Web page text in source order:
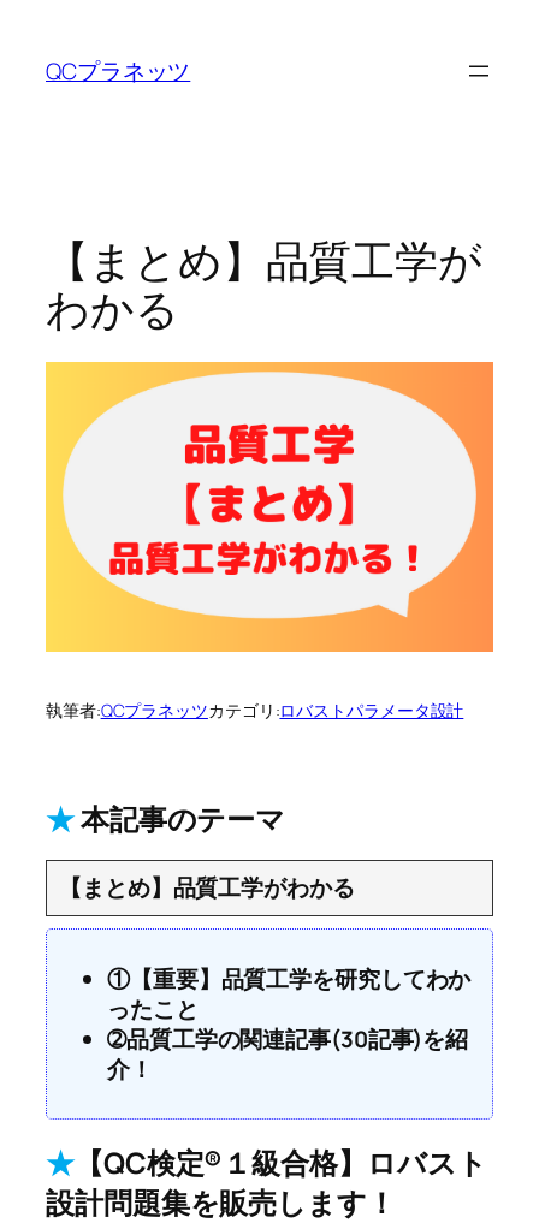
QCプラネッツ
【まとめ】品質工学が
わかる
執筆者:QCプラネッツカテゴリ:ロバストパラメータ設計
★本記事のテーマ
【まとめ】品質工学がわかる
①【重要】品質工学を研究してわか
ったこと
➁品質工学の関連記事(30記事)を紹
介！
★【QC検定®１級合格】ロバスト
設計問題集を販売します！